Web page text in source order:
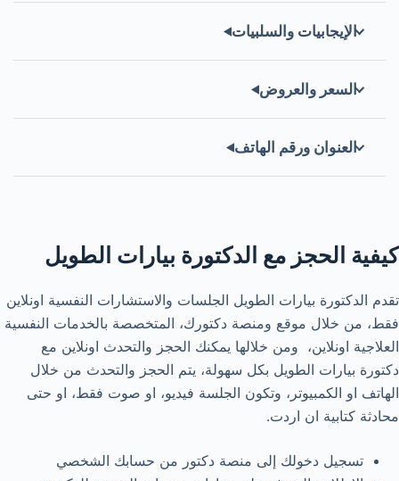
الإيجابيات والسلبيات
السعر والعروض
العنوان ورقم الهاتف
كيفية الحجز مع الدكتورة بيارات الطويل
تقدم الدكتورة بيارات الطويل الجلسات والاستشارات النفسية اونلاين
فقط، من خلال موقع ومنصة دكتورك، المتخصصة بالخدمات النفسية
العلاجية اونلاين، ومن خلالها يمكنك الحجز والتحدث اونلاين مع
دكتورة بيارات الطويل بكل سهولة، يتم الحجز والتحدث من خلال
الهاتف او الكمبيوتر، وتكون الجلسة فيديو، او صوت فقط، او حتى
محادثة كتابية ان اردت.
تسجيل دخولك إلى منصة دكتور من حسابك الشخصي